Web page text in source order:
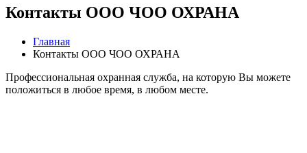
Контакты ООО ЧОО ОХРАНА
Главная
Контакты ООО ЧОО ОХРАНА
Профессиональная охранная служба, на которую Вы можете
положиться в любое время, в любом месте.